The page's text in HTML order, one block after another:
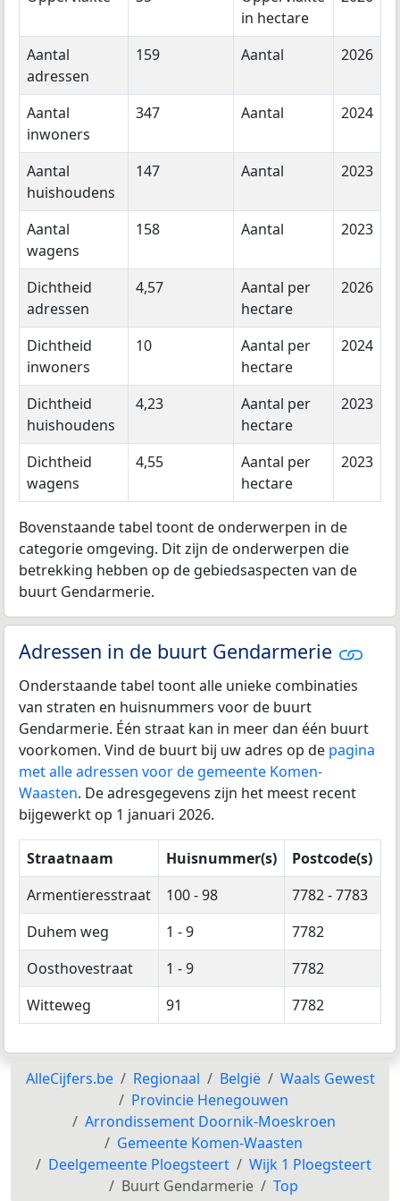
in hectare
Aantal
adressen
159 Aantal 2026
Aantal
inwoners
347 Aantal 2024
Aantal
huishoudens
147 Aantal 2023
Aantal
wagens
158 Aantal 2023
Dichtheid
adressen
4,57
Aantal per
hectare
2026
Dichtheid
inwoners
10
Aantal per
hectare
2024
Dichtheid
huishoudens
4,23
Aantal per
hectare
2023
Dichtheid
wagens
4,55
Aantal per
hectare
2023
Bovenstaande tabel toont de onderwerpen in de
categorie omgeving. Dit zijn de onderwerpen die
betrekking hebben op de gebiedsaspecten van de
buurt Gendarmerie.
Adressen in de buurt Gendarmerie
Onderstaande tabel toont alle unieke combinaties
van straten en huisnummers voor de buurt
Gendarmerie. Één straat kan in meer dan één buurt
voorkomen. Vind de buurt bij uw adres op de pagina
met alle adressen voor de gemeente Komen-
Waasten. De adresgegevens zijn het meest recent
bijgewerkt op 1 januari 2026.
Straatnaam Huisnummer(s)
Postcode(s)
Armentieresstraat
100 - 98
7782 - 7783
Duhem weg
1 - 9
7782
Oosthovestraat
1 - 9
7782
Witteweg
91 7782
AlleCijfers.be Regionaal België
Waals Gewest
Provincie Henegouwen
Arrondissement Doornik-Moeskroen
Gemeente Komen-Waasten
Deelgemeente Ploegsteert
Wijk 1 Ploegsteert
Buurt Gendarmerie
Top